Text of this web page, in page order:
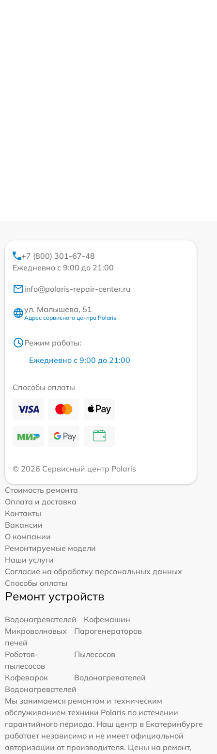
+7 (800) 301-67-48
Ежедневно с 9:00 до 21:00
info@polaris-repair-center.ru
ул. Малышева, 51
Адрес сервисного центра Polaris
Режим работы:
Ежедневно с 9:00 до 21:00
Способы оплаты
© 2026 Сервисный центр Polaris
Стоимость ремонта
Оплата и доставка
Контакты
Вакансии
О компании
Ремонтируемые модели
Наши услуги
Согласие на обработку персональных данных
Способы оплаты
Ремонт устройств
Водонагревателей
Кофемашин
Микроволновых
печей
Парогенераторов
Роботов-
пылесосов
Пылесосов
Кофеварок
Водонагревателей
Водонагревателей
Мы занимаемся ремонтом и техническим
обслуживанием техники Polaris по истечении
гарантийного периода. Наш центр в Екатеринбурге
работает независимо и не имеет официальной
авторизации от производителя. Цены на ремонт,